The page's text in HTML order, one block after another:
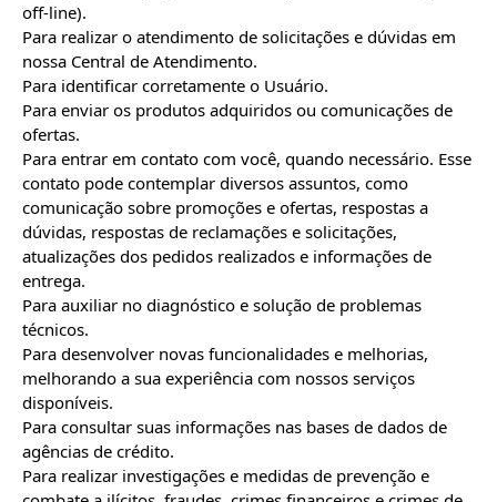
off-line).
Para realizar o atendimento de solicitações e dúvidas em
nossa Central de Atendimento.
Para identificar corretamente o Usuário.
Para enviar os produtos adquiridos ou comunicações de
ofertas.
Para entrar em contato com você, quando necessário. Esse
contato pode contemplar diversos assuntos, como
comunicação sobre promoções e ofertas, respostas a
dúvidas, respostas de reclamações e solicitações,
atualizações dos pedidos realizados e informações de
entrega.
Para auxiliar no diagnóstico e solução de problemas
técnicos.
Para desenvolver novas funcionalidades e melhorias,
melhorando a sua experiência com nossos serviços
disponíveis.
Para consultar suas informações nas bases de dados de
agências de crédito.
Para realizar investigações e medidas de prevenção e